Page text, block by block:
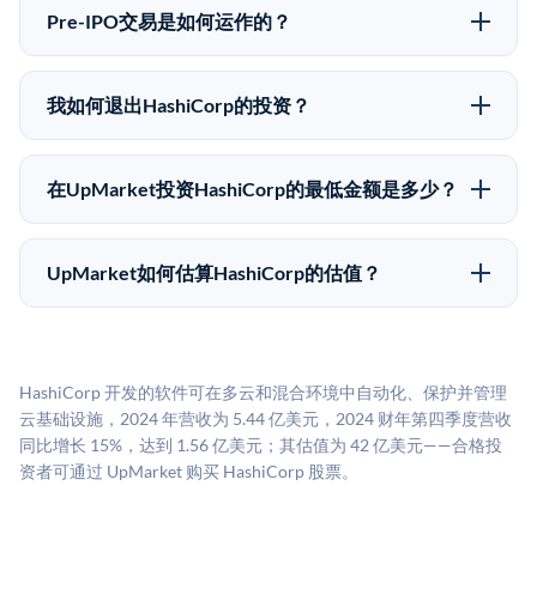
自2019年以来已经纪超过5亿美元的另类投资。
低，意味着没有公开市场可以快速出售。不存在确定的
应做好可能全部损失的准备。私有公司的估值在融资轮
次之间可能大幅波动。投资者应在投资前咨询其财务顾
Pre-IPO交易是如何运作的？
在Pre-IPO交易中，合格投资者通过二级市场平台从现有
股东（如员工、早期投资者或其他持有人）处购买股
为FINRA注册的经纪交易商促成这些交易，代表双方处
理合规、文件和结算事宜。
我如何退出HashiCorp的投资？
Pre-IPO持股主要有两种退出途径：在二级市场将股份出
售给其他买家，或持有直到公司完成IPO或被收购。两
市场条件。任何退出的时间都是不可预测的，投资者应
做好多年持有的准备。
在UpMarket投资HashiCorp的最低金额是多少？
UpMarket上大多数Pre-IPO产品的最低投资金额为
50,000美元。具体金额可能因产品和股份供应情况而有
UpMarket如何估算HashiCorp的估值？
司可比倍数应用私有公司折扣，以反映流动性不足和信
息不对称。此估值不构成投资建议，可能与实际交易价
格存在重大差异。
HashiCorp 开发的软件可在多云和混合环境中自动化、保护并管理
云基础设施，2024 年营收为 5.44 亿美元，2024 财年第四季度营收
同比增长 15%，达到 1.56 亿美元；其估值为 42 亿美元——合格投
资者可通过 UpMarket 购买 HashiCorp 股票。